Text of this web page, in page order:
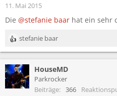
e
:
11. Mai 2015
Die @stefanie baar hat ein sehr
R
e
k
t
i
stefanie baar
HouseMD
Parkrocker
Beiträge
366